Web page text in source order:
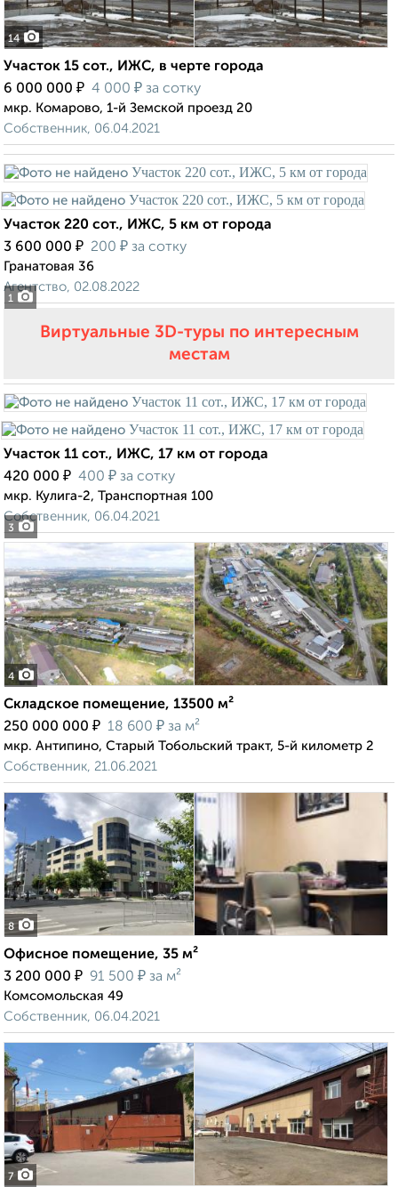
14
Участок 15 сот., ИЖС, в черте города
6 000 000 ₽ 4 000 ₽ за сотку
мкр. Комарово, 1-й Земской проезд 20
Собственник, 06.04.2021
1
Участок 220 сот., ИЖС, 5 км от города
3 600 000 ₽ 200 ₽ за сотку
Гранатовая 36
Агентство, 02.08.2022
Виртуальные 3D-туры по интересным
местам
3
Участок 11 сот., ИЖС, 17 км от города
420 000 ₽ 400 ₽ за сотку
мкр. Кулига-2, Транспортная 100
Собственник, 06.04.2021
4
Складское помещение, 13500 м²
250 000 000 ₽ 18 600 ₽ за м²
мкр. Антипино, Старый Тобольский тракт, 5-й километр 2
Собственник, 21.06.2021
8
Офисное помещение, 35 м²
3 200 000 ₽ 91 500 ₽ за м²
Комсомольская 49
Собственник, 06.04.2021
7